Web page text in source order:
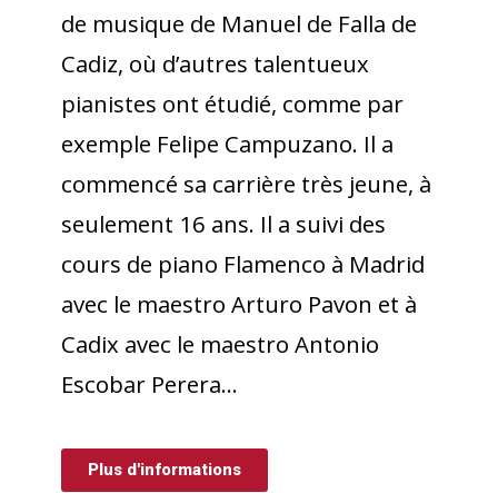
de musique de Manuel de Falla de
Cadiz, où d’autres talentueux
pianistes ont étudié, comme par
exemple Felipe Campuzano. Il a
commencé sa carrière très jeune, à
seulement 16 ans. Il a suivi des
cours de piano Flamenco à Madrid
avec le maestro Arturo Pavon et à
Cadix avec le maestro Antonio
Escobar Perera…
Plus d'informations